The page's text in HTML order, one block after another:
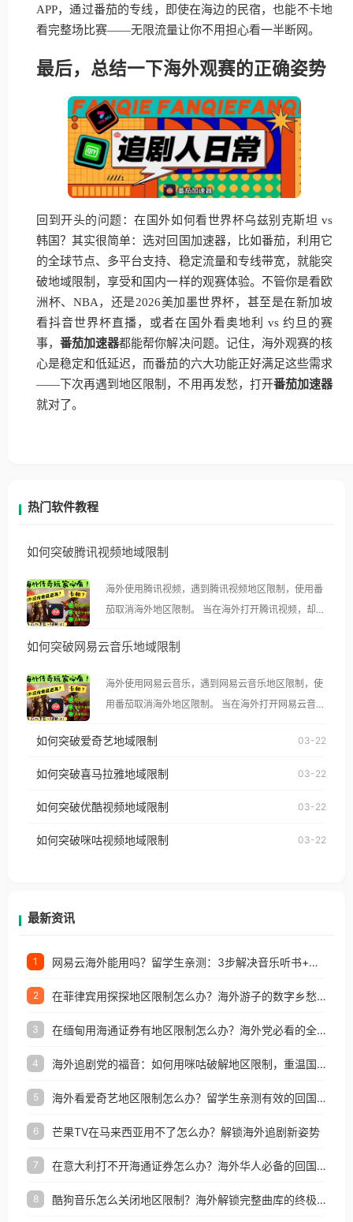
APP，通过番茄的专线，即使在海边的民宿，也能不卡地
看完整场比赛——无限流量让你不用担心看一半断网。
最后，总结一下海外观赛的正确姿势
回到开头的问题：在国外如何看世界杯乌兹别克斯坦 vs
韩国？其实很简单：选对回国加速器，比如番茄，利用它
的全球节点、多平台支持、稳定流量和专线带宽，就能突
破地域限制，享受和国内一样的观赛体验。不管你是看欧
洲杯、NBA，还是2026美加墨世界杯，甚至是在新加坡
看抖音世界杯直播，或者在国外看奥地利 vs 约旦的赛
事，番茄加速器都能帮你解决问题。记住，海外观赛的核
心是稳定和低延迟，而番茄的六大功能正好满足这些需求
——下次再遇到地区限制，不用再发愁，打开番茄加速器
就对了。
热门软件教程
如何突破腾讯视频地域限制
海外使用腾讯视频，遇到腾讯视频地区限制，使用番
茄取消海外地区限制。 当在海外打开腾讯视频，却突
示语。 海外用户如香港、澳门、台湾、美国、加拿
像其他音乐平台一样，出现地区及版权限制问题，且
仅能在中国大陆地区播放。 遇到这个问题的朋友们，
使用番茄回国加速器，即可解决「海外用户收听腾讯
台湾、美国、加拿大、澳大利亚、欧洲等国家和地区
权限制所困扰。
如何突破网易云音乐地域限制
海外使用网易云音乐，遇到网易云音乐地区限制，使
用番茄取消海外地区限制。 当在海外打开网易云音
播放”的提示语。 海外用户如香港、澳门、台湾、美
国、加拿大、澳大利亚、欧洲等国家和地区时，网易
制问题，且仅能在中国大陆地区播放。 遇到这个问题
户收听网易云音乐地区版权限制」的问题，无论人在
如何突破爱奇艺地域限制 03-22
如何突破喜马拉雅地域限制 03-22
如何突破优酷视频地域限制 03-22
如何突破咪咕视频地域限制 03-22
最新资讯
1 网易云海外能用吗？留学生亲测：3步解决音乐听书+银行视频地区限制
2 在菲律宾用探探地区限制怎么办？海外游子的数字乡愁与破局之道
3 在缅甸用海通证券有地区限制怎么办？海外党必看的全场景回国加速指南
4 海外追剧党的福音：如何用咪咕破解地区限制，重温国内精彩
5 海外看爱奇艺地区限制怎么办？留学生亲测有效的回国加速器选择指南
6 芒果TV在马来西亚用不了怎么办？解锁海外追剧新姿势
7 在意大利打不开海通证券怎么办？海外华人必备的回国加速指南（附2026世界杯观赛秘籍）
8 酷狗音乐怎么关闭地区限制？海外解锁完整曲库的终极指南